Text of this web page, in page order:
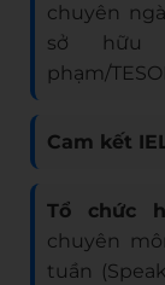
chuyên
sở hữu
phạm/
Cam kết
Tổ chức
chuyên
tuần